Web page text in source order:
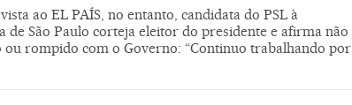
ao EL PAÍS, no entanto, candidata do PSL à
de São Paulo corteja eleitor do presidente e afirma não
rompido com o Governo: “Continuo trabalhando por